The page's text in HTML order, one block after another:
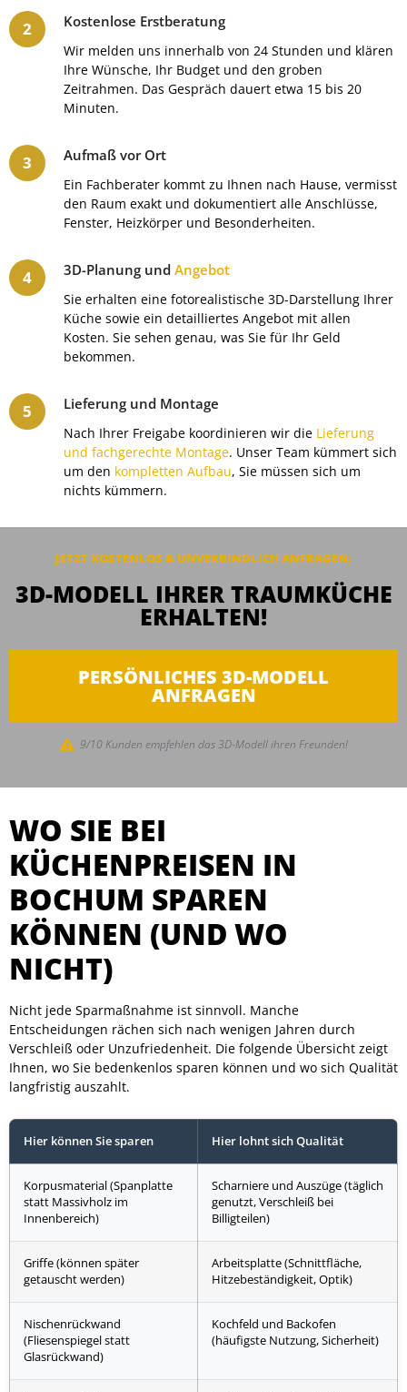
Kostenlose Erstberatung
Wir melden uns innerhalb von 24 Stunden und klären
Ihre Wünsche, Ihr Budget und den groben
Zeitrahmen. Das Gespräch dauert etwa 15 bis 20
Minuten.
Aufmaß vor Ort
Ein Fachberater kommt zu Ihnen nach Hause, vermisst
den Raum exakt und dokumentiert alle Anschlüsse,
Fenster, Heizkörper und Besonderheiten.
3D-Planung undAngebot
Sie erhalten eine fotorealistische 3D-Darstellung Ihrer
Küche sowie ein detailliertes Angebot mit allen
Kosten. Sie sehen genau, was Sie für Ihr Geld
bekommen.
Lieferung und Montage
Nach Ihrer Freigabe koordinieren wir die Lieferung
und fachgerechte Montage. Unser Team kümmert sich
um den kompletten Aufbau, Sie müssen sich um
nichts kümmern.
JETZT KOSTENLOS & UNVERBINDLICH ANFRAGEN:
3D-MODELL IHRER TRAUMKÜCHE
ERHALTEN!
PERSÖNLICHES 3D-MODELL
ANFRAGEN
9/10 Kunden empfehlen das 3D-Modell ihren Freunden!
WO SIE BEI
KÜCHENPREISEN IN
BOCHUM SPAREN
KÖNNEN (UND WO
NICHT)
Nicht jede Sparmaßnahme ist sinnvoll. Manche
Entscheidungen rächen sich nach wenigen Jahren durch
Verschleiß oder Unzufriedenheit. Die folgende Übersicht zeigt
Ihnen, wo Sie bedenkenlos sparen können und wo sich Qualität
langfristig auszahlt.
Hier können Sie sparen Hier lohnt sich Qualität
Korpusmaterial (Spanplatte
statt Massivholz im
Innenbereich)
Scharniere und Auszüge (täglich
genutzt, Verschleiß bei
Billigteilen)
Griffe (können später
getauscht werden)
Arbeitsplatte (Schnittfläche,
Hitzebeständigkeit, Optik)
Nischenrückwand
(Fliesenspiegel statt
Glasrückwand)
Kochfeld und Backofen
(häufigste Nutzung, Sicherheit)